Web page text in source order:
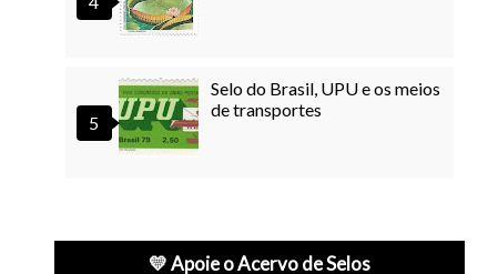
Selo do Brasil, UPU e os meios
de transportes
💛 Apoie o Acervo de Selos